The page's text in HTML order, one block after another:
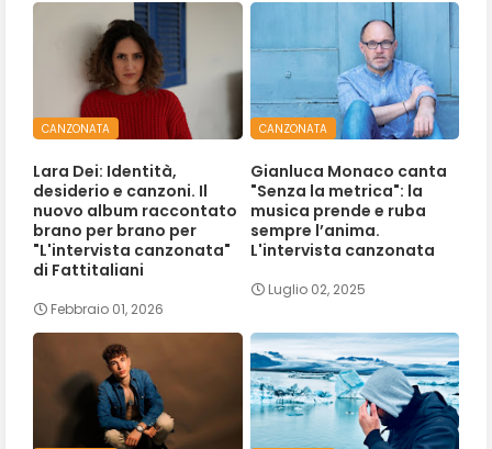
CANZONATA
Lara Dei: Identità,
desiderio e canzoni. Il
nuovo album raccontato
brano per brano per
"L'intervista canzonata"
di Fattitaliani
Febbraio 01, 2026
CANZONATA
Gianluca Monaco canta
"Senza la metrica": la
musica prende e ruba
sempre l’anima.
L'intervista canzonata
Luglio 02, 2025